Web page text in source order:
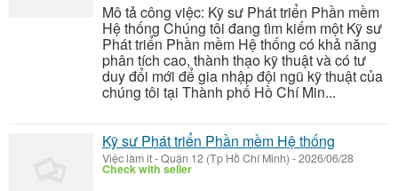
Mô tả công việc: Kỹ sư Phát triển Phần mềm
Hệ thống Chúng tôi đang tìm kiếm một Kỹ sư
Phát triển Phần mềm Hệ thống có khả năng
phân tích cao, thành thạo kỹ thuật và có tư
duy đổi mới để gia nhập đội ngũ kỹ thuật của
chúng tôi tại Thành phố Hồ Chí Min...
Kỹ sư Phát triển Phần mềm Hệ thống
Việc làm it-Quận 12 (Tp Hồ Chí Minh) -2026/06/28
Check with seller